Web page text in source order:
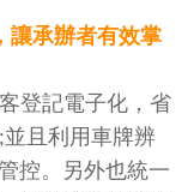
讓承辦者有效掌
登記電子化，省
且利用車牌辨
控。另外也統一